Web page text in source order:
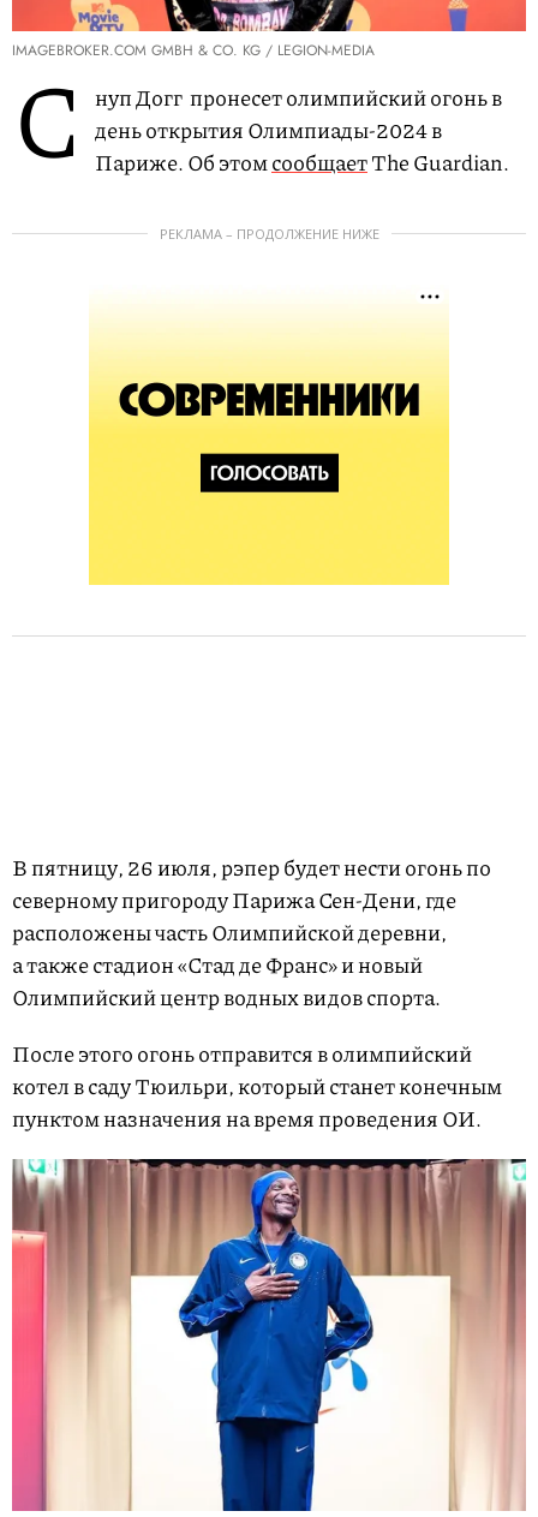
IMAGEBROKER.COM GMBH & CO. KG / LEGION-MEDIA
С
нуп Догг пронесет олимпийский огонь в
день открытия Олимпиады-2024 в
Париже. Об этомсообщаетThe Guardian.
РЕКЛАМА – ПРОДОЛЖЕНИЕ НИЖЕ
В пятницу, 26 июля, рэпер будет нести огонь по
северному пригороду Парижа Сен-Дени, где
расположены часть Олимпийской деревни,
а также стадион «Стад де Франс» и новый
Олимпийский центр водных видов спорта.
После этого огонь отправится в олимпийский
котел в саду Тюильри, который станет конечным
пунктом назначения на время проведения ОИ.